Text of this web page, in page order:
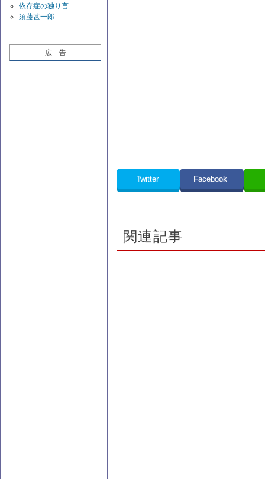
依存症の独り言
須藤甚一郎
広 告
Twitter Facebook
関連記事